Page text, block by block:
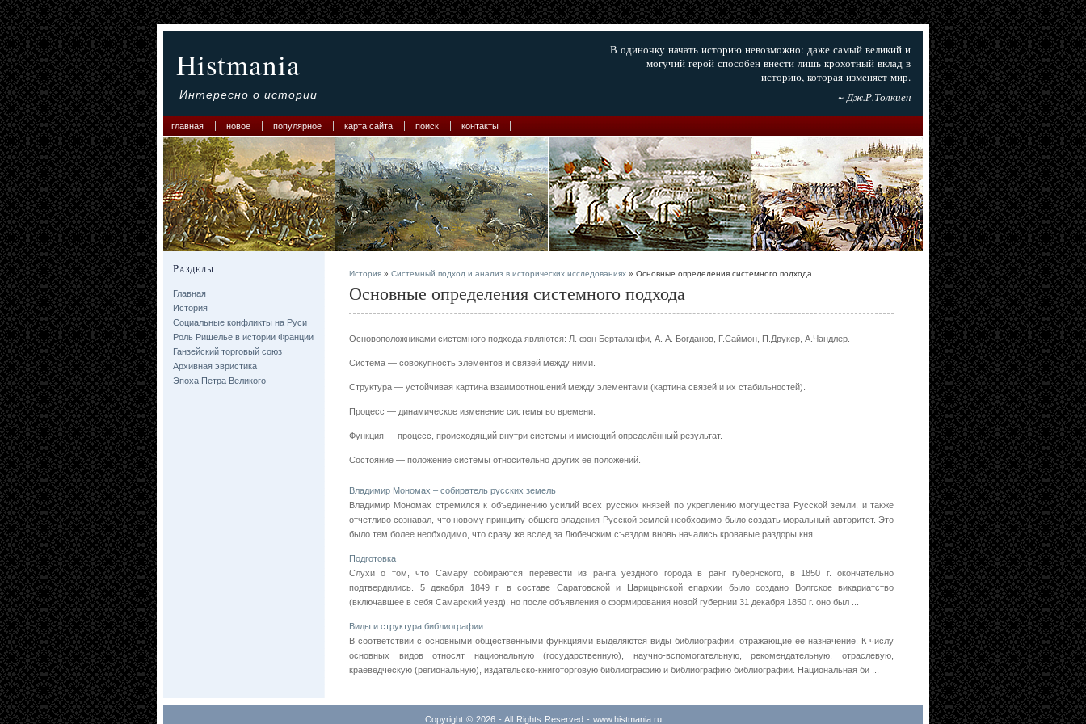
Histmania
Интересно о истории
В одиночку начать историю невозможно: даже самый великий и
могучий герой способен внести лишь крохотный вклад в
историю, которая изменяет мир.
~ Дж.Р.Толкиен
главная новое популярное карта сайта поиск контакты
Разделы
Главная
История
Социальные конфликты на Руси
Роль Ришелье в истории Франции
Ганзейский торговый союз
Архивная эвристика
Эпоха Петра Великого
История » Системный подход и анализ в исторических исследованиях » Основные определения системного подхода
Основные определения системного подхода
Основоположниками системного подхода являются: Л. фон Берталанфи, А. А. Богданов, Г.Саймон, П.Друкер, А.Чандлер.
Система — совокупность элементов и связей между ними.
Структура — устойчивая картина взаимоотношений между элементами (картина связей и их стабильностей).
Процесс — динамическое изменение системы во времени.
Функция — процесс, происходящий внутри системы и имеющий определённый результат.
Состояние — положение системы относительно других её положений.
Владимир Мономах – собиратель русских земель
Владимир Мономах стремился к объединению усилий всех русских князей по укреплению могущества Русской земли, и также
отчетливо сознавал, что новому принципу общего владения Русской землей необходимо было создать моральный авторитет. Это
было тем более необходимо, что сразу же вслед за Любечским съездом вновь начались кровавые раздоры кня ...
Подготовка
Слухи о том, что Самару собираются перевести из ранга уездного города в ранг губернского, в 1850 г. окончательно
подтвердились. 5 декабря 1849 г. в составе Саратовской и Царицынской епархии было создано Волгское викариатство
(включавшее в себя Самарский уезд), но после объявления о формирования новой губернии 31 декабря 1850 г. оно был ...
Виды и структура библиографии
В соответствии с основными общественными функциями выделяются виды библиографии, отражающие ее назначение. К числу
основных видов относят национальную (государственную), научно-вспомогательную, рекомендательную, отраслевую,
краеведческую (региональную), издательско-книготорговую библиографию и библиографию библиографии. Национальная би ...
Copyright © 2026 - All Rights Reserved - www.histmania.ru